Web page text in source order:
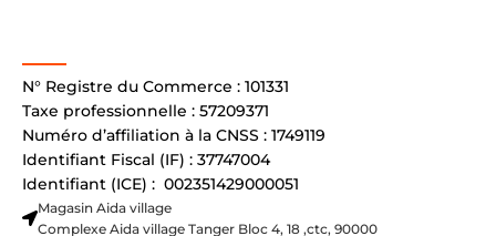
N° Registre du Commerce : 101331
Taxe professionnelle : 57209371
Numéro d’affiliation à la CNSS : 1749119
Identifiant Fiscal (IF) : 37747004
Identifiant (ICE) : 002351429000051
Magasin Aida village
Complexe Aida village Tanger Bloc 4, 18 ,ctc, 90000